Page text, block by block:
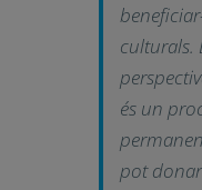
culturals.
és un
pot